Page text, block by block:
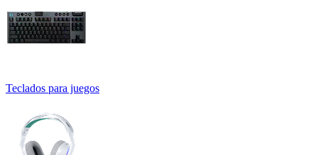
Teclados para juegos